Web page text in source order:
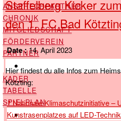
ANSPRECHPARTNER
CHRONIK
MITGLIEDSCHAFT
FÖRDERVEREIN
PARTNER
LANDESLIGA
KADER
TABELLE
SPIELPLAN
KREISLIGA
Staffelberg Kicker
den 1. FC Bad
Date :14. April 2023
Hier findest du alle Infos zum
Kötzting:
1 Nationale Klimaschutzinitiative –
Kunstrasenplatzes auf LED-Technik